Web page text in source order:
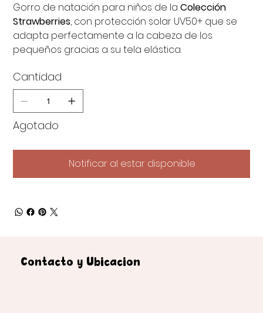
Gorro de natación para niños de laColección
Strawberries, con protección solar UV50+ que se
adapta perfectamente a la cabeza de los
pequeños gracias a su tela elástica.
Cantidad
Agotado
Notificar al estar disponible
Contacto y Ubicación